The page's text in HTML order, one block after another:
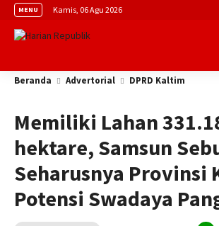
MENU Kamis, 06 Agu 2026
Beranda Advertorial DPRD Kaltim
Memiliki Lahan
hektare, Samsun
Seharusnya Provinsi
Potensi Swadaya